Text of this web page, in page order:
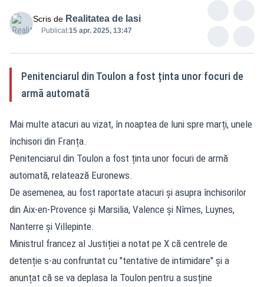
Scris de Realitatea de Iasi
Publicat:15 apr. 2025, 13:47
Penitenciarul din Toulon a fost ținta unor focuri de
armă automată
Mai multe atacuri au vizat, în noaptea de luni spre marți, unele
închisori din Franța.
Penitenciarul din Toulon a fost ținta unor focuri de armă
automată, relatează Euronews.
De asemenea, au fost raportate atacuri și asupra închisorilor
din Aix-en-Provence și Marsilia, Valence și Nîmes, Luynes,
Nanterre și Villepinte.
Ministrul francez al Justiției a notat pe X că centrele de
detenție s-au confruntat cu "tentative de intimidare" și a
anunțat că se va deplasa la Toulon pentru a susține